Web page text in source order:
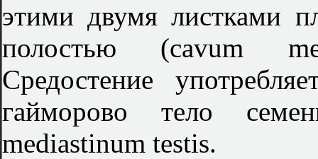
этими двумя листками
полостью (cavum
Средостение
гайморово тело
mediastinum testis.